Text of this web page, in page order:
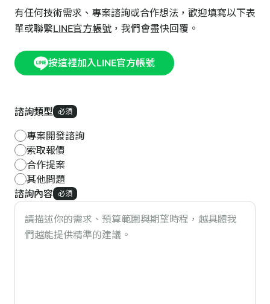
有任何技術需求、專案諮詢或合作想法，歡迎填寫以下表
單或聯繫LINE官方帳號 ，我們會盡快回覆。
按這裡加入LINE官方帳號
諮詢類型 必須
專案開發諮詢
索取報價
合作提案
其他問題
諮詢內容 必須